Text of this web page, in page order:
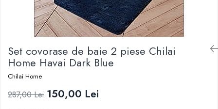
Set covorase de baie 2 piese Chilai
Home Havai Dark Blue
Chilai Home
287,00 Lei 150,00 Lei